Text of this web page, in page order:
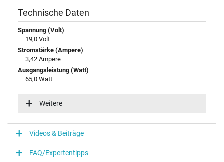
Technische Daten
Spannung (Volt)
19,0 Volt
Stromstärke (Ampere)
3,42 Ampere
Ausgangsleistung (Watt)
65,0 Watt
100-240V / 50-60Hz
Notebook Stecker
Steckertyp / -form
Weitere
Videos & Beiträge
FAQ/Expertentipps